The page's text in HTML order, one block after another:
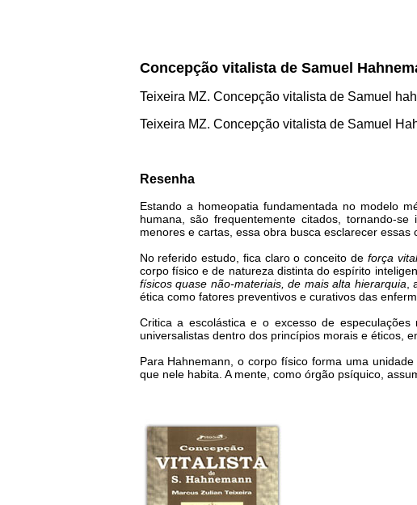
Concepção vitalista de Samuel
Teixeira MZ. Concepção vitalista de Samuel
Teixeira MZ. Concepção vitalista de Samuel
Resenha
Estando a homeopatia fundamentada no modelo
humana, são frequentemente citados, tornando-
menores e cartas, essa obra busca esclarecer
No referido estudo, fica claro o conceito de força
corpo físico e de natureza distinta do espírito
físicos quase não-materiais, de mais alta hierarquia
ética como fatores preventivos e curativos das
Critica a escolástica e o excesso de
universalistas dentro dos princípios morais e éticos,
Para Hahnemann, o corpo físico forma uma
que nele habita. A mente, como órgão psíquico,